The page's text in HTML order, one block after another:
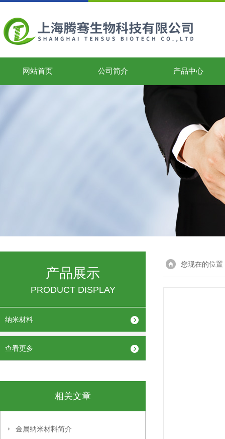
网站首页 公司简介 产品中心
产品展示
PRODUCT DISPLAY
纳米材料
查看更多
相关文章
金属纳米材料简介
您现在的位置